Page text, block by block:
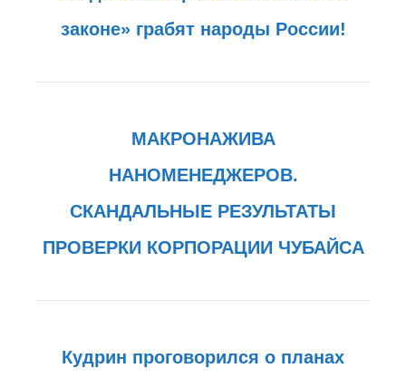
законе» грабят народы России!
МАКРОНАЖИВА
НАНОМЕНЕДЖЕРОВ.
СКАНДАЛЬНЫЕ РЕЗУЛЬТАТЫ
ПРОВЕРКИ КОРПОРАЦИИ ЧУБАЙСА
Кудрин проговорился о планах